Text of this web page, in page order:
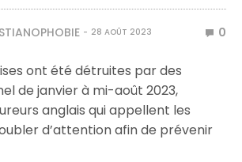
28 AOÛT 2023 0
ont été détruites par des
de janvier à mi-août 2023,
anglais qui appellent les
d’attention afin de prévenir